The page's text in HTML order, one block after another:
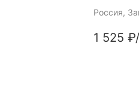
Россия,
1 525 ₽